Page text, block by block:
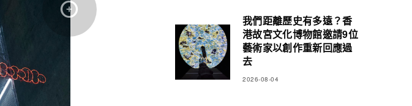
我們距離歷史有多遠？香
港故宮文化博物館邀請9位
藝術家以創作重新回應過
去
2026-08-04